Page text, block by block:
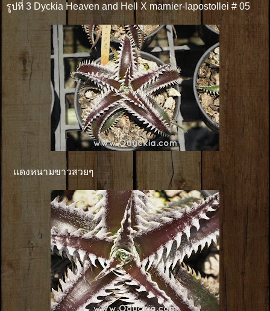
รูปที่ 3 Dyckia Heaven and Hell X marnier-lapostollei # 05
แดงหนามขาวสวยๆ